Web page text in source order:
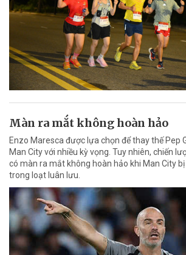
Màn ra mắt không hoàn hảo
Enzo Maresca được lựa chọn để thay thế Pep
Man City với nhiều kỳ vọng. Tuy nhiên, chiến
có màn ra mắt không hoàn hảo khi Man City
trong loạt luân lưu.